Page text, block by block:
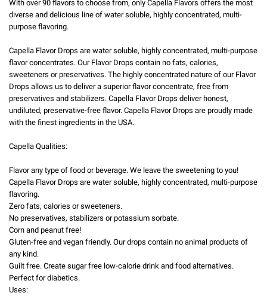
With over 90 flavors to choose from, only Capella Flavors offers the most
diverse and delicious line of water soluble, highly concentrated, multi-
purpose flavoring.
Capella Flavor Drops are water soluble, highly concentrated, multi-purpose
flavor concentrates. Our Flavor Drops contain no fats, calories,
sweeteners or preservatives. The highly concentrated nature of our Flavor
Drops allows us to deliver a superior flavor concentrate, free from
preservatives and stabilizers. Capella Flavor Drops deliver honest,
undiluted, preservative-free flavor. Capella Flavor Drops are proudly made
with the finest ingredients in the USA.
Capella Qualities:
Flavor any type of food or beverage. We leave the sweetening to you!
Capella Flavor Drops are water soluble, highly concentrated, multi-purpose
flavoring.
Zero fats, calories or sweeteners.
No preservatives, stabilizers or potassium sorbate.
Corn and peanut free!
Gluten-free and vegan friendly. Our drops contain no animal products of
any kind.
Guilt free. Create sugar free low-calorie drink and food alternatives.
Perfect for diabetics.
Uses: